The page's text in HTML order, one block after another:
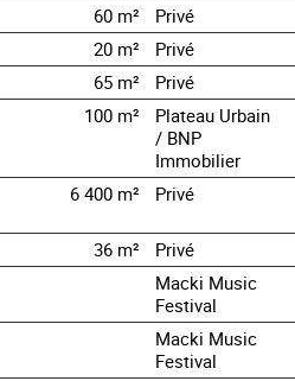
60 m² Privé
20 m² Privé
65 m² Privé
100 m²
Plateau Urbain
/ BNP
Immobilier
6 400 m² Privé
36 m² Privé
Macki Music
Festival
Macki Music
Festival